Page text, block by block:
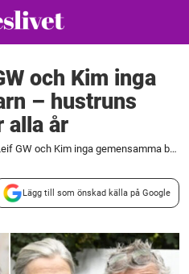
och Kim inga
– hustruns
alla år
Därför fick Leif GW och Kim inga gemensamma barn – hustruns bekännelse efter alla år
Lägg till som önskad källa på Google